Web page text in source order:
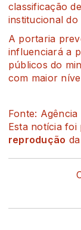
classificação
institucional
A portaria
influenciará a
públicos do
com maior
Fonte: Agência
Esta notícia foi
reprodução